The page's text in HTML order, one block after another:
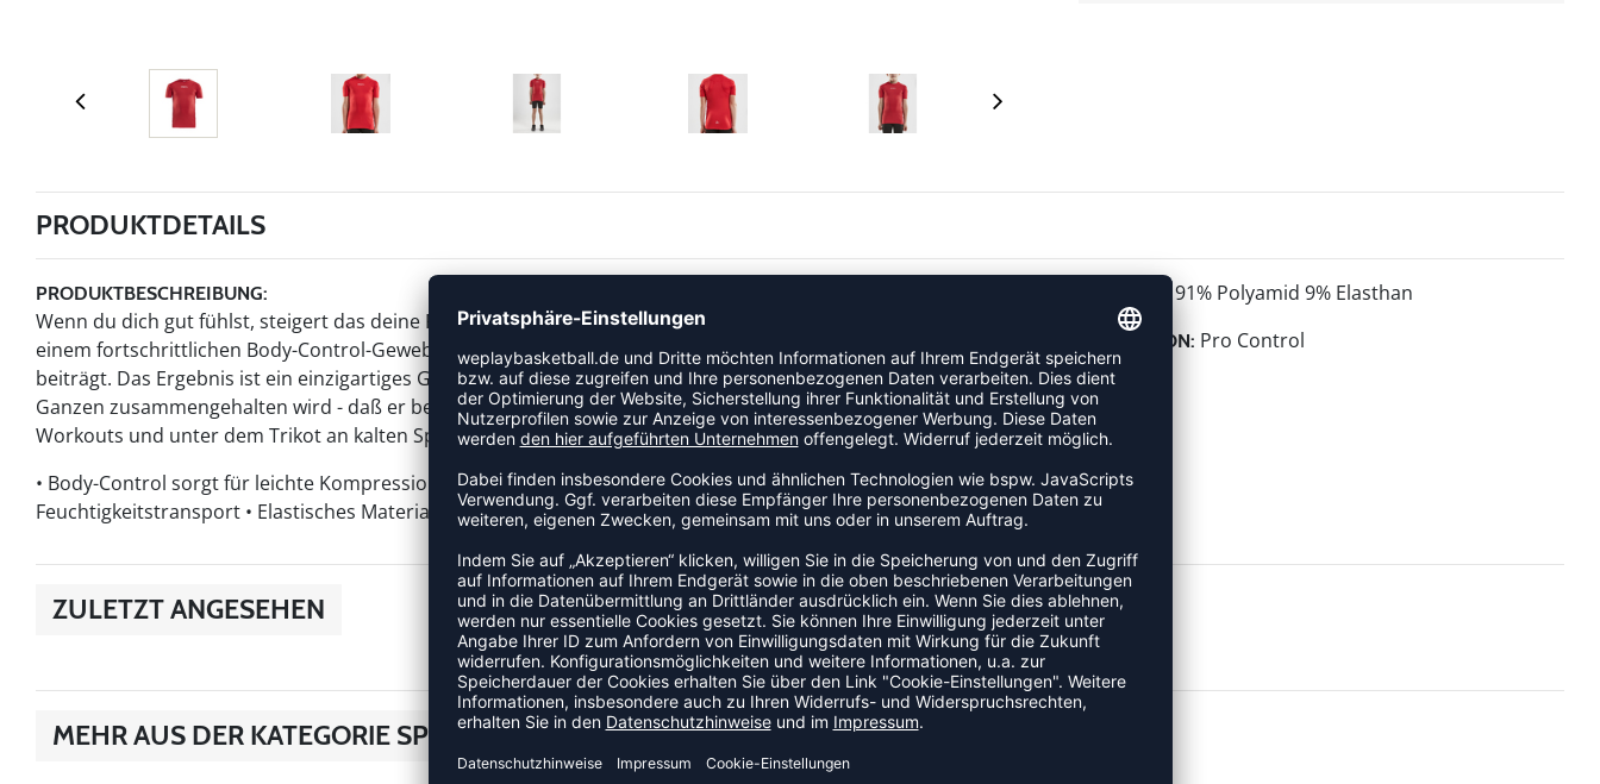
PRODUKTDETAILS
PRODUKTBESCHREIBUNG:
Wenn du dich gut fühlst, steigert das deine Performance. Dieses funktionale Kompressions-T-Shirt besteht aus
einem fortschrittlichen Body-Control-Gewebe, das die Muskelkraft konzentriert und zur optimalen Leistung
beiträgt. Das Ergebnis ist ein einzigartiges Gefühl, bei dem du erlebst, daß dein Körper zu einem kraftvollen
Ganzen zusammengehalten wird - daß er bereit ist, mit maximaler Kapazität zu arbeiten. Eine perfekte Wahl für
Workouts und unter dem Trikot an kalten Spieltagen. Enge, ergonomische Passform.
• Body-Control sorgt für leichte Kompression und reduziert Muskelvibrationen • Hervorragender
Feuchtigkeitstransport • Elastisches Material für eine optimale Passform • Tight fit
91% Polyamid 9% Elasthan
KOLLEKTION: Pro Control
ZULETZT ANGESEHEN
MEHR AUS DER KATEGORIE SPORTUNTERWÄSCHE